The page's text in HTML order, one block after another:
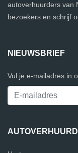
autoverhuurders van
bezoekers en schrijf
NIEUWSBRIEF
Vul je e-mailadres in